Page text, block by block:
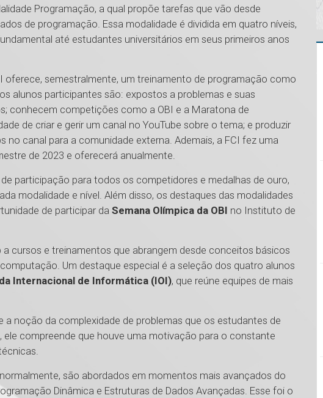
Programação, a qual propõe tarefas que vão desde
de programação. Essa modalidade é dividida em quatro níveis,
até estudantes universitários em seus primeiros anos
oferece, semestralmente, um treinamento de programação como
alunos participantes são: expostos a problemas e suas
conhecem competições como a OBI e a Maratona de
de criar e gerir um canal no YouTube sobre o tema; e produzir
no canal para a comunidade externa. Ademais, a FCI fez uma
de 2023 e oferecerá anualmente.
participação para todos os competidores e medalhas de ouro,
modalidade e nível. Além disso, os destaques das modalidades
de participar da Semana Olímpica da OBI no Instituto de
cursos e treinamentos que abrangem desde conceitos básicos
Um destaque especial é a seleção dos quatro alunos
Internacional de Informática (IOI), que reúne equipes de mais
a noção da complexidade de problemas que os estudantes de
compreende que houve uma motivação para o constante
são abordados em momentos mais avançados do
Dinâmica e Estruturas de Dados Avançadas. Esse foi o